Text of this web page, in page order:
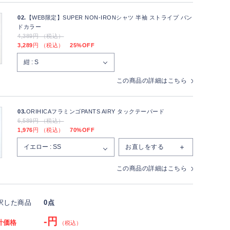
02. 【WEB限定】SUPER NON-IRONシャツ 半袖 ストライプ バン
ドカラー
4,389円 （税込）
3,289円 （税込） 25%OFF
この商品の詳細はこちら
03.ORIHICAフラミンゴPANTS AIRY タックテーパード
6,589円 （税込）
1,976円 （税込） 70%OFF
お直しをする
この商品の詳細はこちら
した商品 0点
価格 -円 （税込）